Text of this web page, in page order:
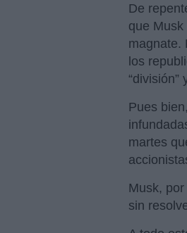
De
que
magnate.
los
“división”
Pues
martes
Musk,
sin